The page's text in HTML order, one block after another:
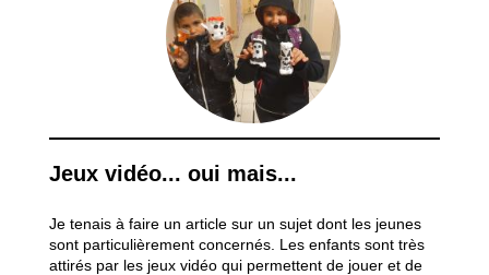
Jeux vidéo... oui mais...
Je tenais à faire un article sur un sujet dont les jeunes
sont particulièrement concernés. Les enfants sont très
attirés par les jeux vidéo qui permettent de jouer et de